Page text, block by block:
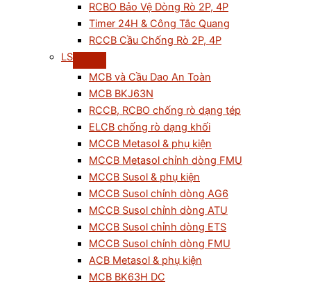
RCBO Bảo Vệ Dòng Rò 2P, 4P
Timer 24H & Công Tắc Quang
RCCB Cầu Chống Rò 2P, 4P
LS
MCB và Cầu Dao An Toàn
MCB BKJ63N
RCCB, RCBO chống rò dạng tép
ELCB chống rò dạng khối
MCCB Metasol & phụ kiện
MCCB Metasol chỉnh dòng FMU
MCCB Susol & phụ kiện
MCCB Susol chỉnh dòng AG6
MCCB Susol chỉnh dòng ATU
MCCB Susol chỉnh dòng ETS
MCCB Susol chỉnh dòng FMU
ACB Metasol & phụ kiện
MCB BK63H DC